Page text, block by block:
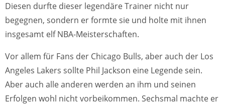
Diesen durfte dieser legendäre Trainer nicht nur
begegnen, sondern er formte sie und holte mit ihnen
insgesamt elf NBA-Meisterschaften.
Vor allem für Fans der Chicago Bulls, aber auch der Los
Angeles Lakers sollte Phil Jackson eine Legende sein.
Aber auch alle anderen werden an ihm und seinen
Erfolgen wohl nicht vorbeikommen. Sechsmal machte er